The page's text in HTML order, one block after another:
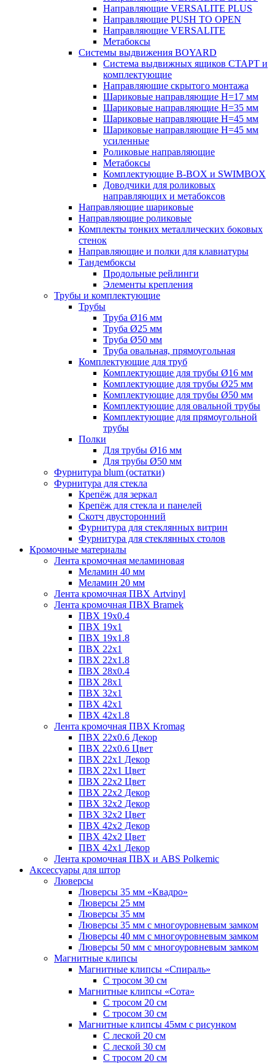
Направляющие VERSALITE PLUS
Направляющие PUSH TO OPEN
Направляющие VERSALITE
Метабоксы
Системы выдвижения BOYARD
Система выдвижных ящиков СТАРТ и
комплектующие
Направляющие скрытого монтажа
Шариковые направляющие H=17 мм
Шариковые направляющие H=35 мм
Шариковые направляющие H=45 мм
Шариковые направляющие H=45 мм
усиленные
Роликовые направляющие
Метабоксы
Комплектующие B-BOX и SWIMBOX
Доводчики для роликовых
направляющих и метабоксов
Направляющие шариковые
Направляющие роликовые
Комплекты тонких металлических боковых
стенок
Направляющие и полки для клавиатуры
Тандембоксы
Продольные рейлинги
Элементы крепления
Трубы и комплектующие
Трубы
Труба Ø16 мм
Труба Ø25 мм
Труба Ø50 мм
Труба овальная, прямоугольная
Комплектующие для труб
Комплектующие для трубы Ø16 мм
Комплектующие для трубы Ø25 мм
Комплектующие для трубы Ø50 мм
Комплектующие для овальной трубы
Комплектующие для прямоугольной
трубы
Полки
Для трубы Ø16 мм
Для трубы Ø50 мм
Фурнитура blum (остатки)
Фурнитура для стекла
Крепёж для зеркал
Крепёж для стекла и панелей
Скотч двусторонний
Фурнитура для стеклянных витрин
Фурнитура для стеклянных столов
Кромочные материалы
Лента кромочная меламиновая
Меламин 40 мм
Меламин 20 мм
Лента кромочная ПВХ Artvinyl
Лента кромочная ПВХ Bramek
ПВХ 19x0.4
ПВХ 19х1
ПВХ 19х1.8
ПВХ 22х1
ПВХ 22х1.8
ПВХ 28х0.4
ПВХ 28х1
ПВХ 32x1
ПВХ 42х1
ПВХ 42х1.8
Лента кромочная ПВХ Kromag
ПВХ 22x0.6 Декор
ПВХ 22x0.6 Цвет
ПВХ 22x1 Декор
ПВХ 22x1 Цвет
ПВХ 22x2 Цвет
ПВХ 22x2 Декор
ПВХ 32x2 Декор
ПВХ 32x2 Цвет
ПВХ 42x2 Декор
ПВХ 42x2 Цвет
ПВХ 42x1 Декор
Лента кромочная ПВХ и ABS Polkemic
Аксессуары для штор
Люверсы
Люверсы 35 мм «Квадро»
Люверсы 25 мм
Люверсы 35 мм
Люверсы 35 мм с многоуровневым замком
Люверсы 40 мм с многоуровневым замком
Люверсы 50 мм с многоуровневым замком
Магнитные клипсы
Магнитные клипсы «Спираль»
С тросом 30 см
Магнитные клипсы «Сота»
С тросом 20 см
С тросом 30 см
Магнитные клипсы 45мм с рисунком
С леской 20 см
С леской 30 см
С тросом 20 см